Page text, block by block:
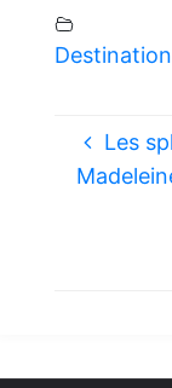
Destination
Les